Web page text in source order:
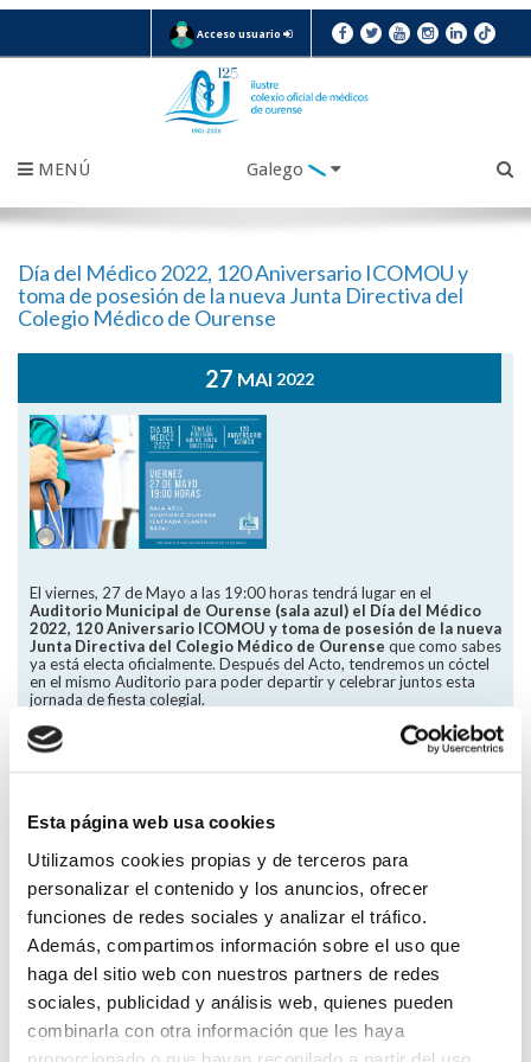
Esta página web usa cookies
Utilizamos cookies propias y de terceros para
personalizar el contenido y los anuncios, ofrecer
funciones de redes sociales y analizar el tráfico.
Además, compartimos información sobre el uso que
haga del sitio web con nuestros partners de redes
sociales, publicidad y análisis web, quienes pueden
combinarla con otra información que les haya
Acceso usuario
MENÚ Galego
Día del Médico 2022, 120 Aniversario ICOMOU y
toma de posesión de la nueva Junta Directiva del
Colegio Médico de Ourense
27 MAI 2022
El viernes, 27 de Mayo a las 19:00 horas tendrá lugar en el
Auditorio Municipal de Ourense (sala azul) el Día del Médico
2022, 120 Aniversario ICOMOU y toma de posesión de la nueva
Junta Directiva del Colegio Médico de Ourense que como sabes
ya está electa oficialmente. Después del Acto, tendremos un cóctel
en el mismo Auditorio para poder departir y celebrar juntos esta
jornada de fiesta colegial.
Agradeceríamos mucho tu presencia en este Acto tan importante
para nosotros, después de 2 años en los que la pandemia nos
impidió celebrar el Día del Médico y el 120 Aniversario. Para ello es
Compartir en:
FORMACIÓN